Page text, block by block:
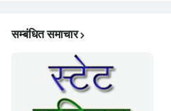
सम्बंधित समाचार